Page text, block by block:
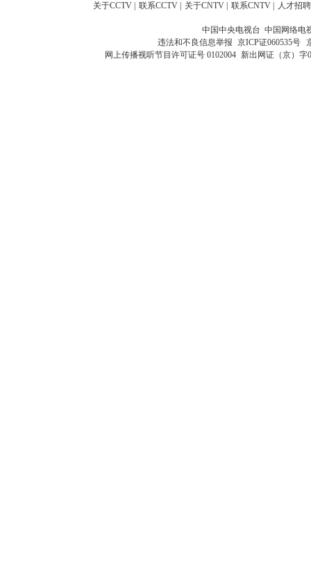
关于CCTV 联系CCTV 关于CNTV 联系CNTV 人才招聘
中国中央电视台 中国网络电
违法和不良信息举报 京ICP证060535号
网上传播视听节目许可证号 0102004 新出网证（京）